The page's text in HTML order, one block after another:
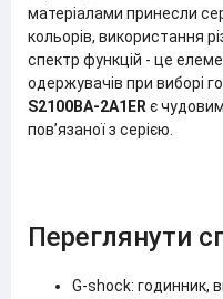
матеріалами принесли
кольорів, використання
спектр функцій - це
одержувачів при виборі
S2100BA-2A1ER є
пов’язаної з серією.
Переглянути
G-shock: годинник,